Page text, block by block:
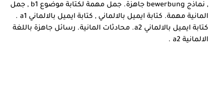
, نماذج bewerbung جاهزة. جمل مهمة لكتابة موضوع b1 ,
المانية مهمة. كتابة ايميل بالالماني , كتابة ايميل بالالماني a1 .
كتابة ايميل بالالماني a2.
محادثات المانية.
الالمانية a2 .